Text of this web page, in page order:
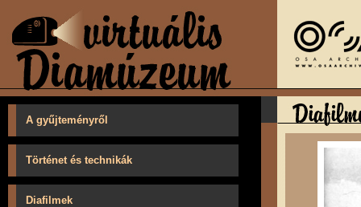
A gyűjteményről
Történet és technikák
Diafilmek